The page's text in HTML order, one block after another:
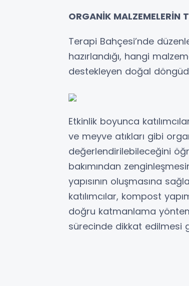
ORGANİK MALZEMELERİN
Terapi Bahçesi’nde
hazırlandığı, hangi
destekleyen doğal
Etkinlik boyunca
ve meyve atıkları gibi
değerlendirilebileceğini
bakımından
yapısının oluşmasına
katılımcılar, kompost
doğru katmanlama
sürecinde dikkat edilmesi